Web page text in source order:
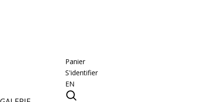
Panier
S'identifier
EN